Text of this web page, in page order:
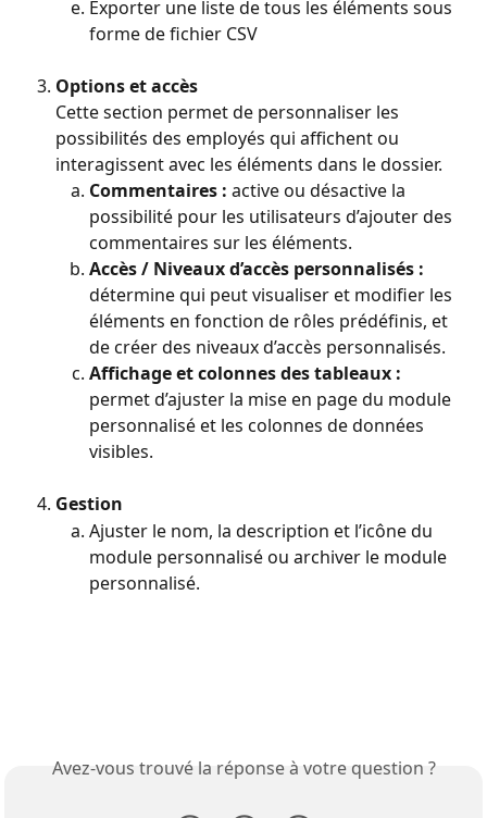
Exporter une liste de tous les éléments sous
forme de fichier CSV
Options et accès
Cette section permet de personnaliser les
possibilités des employés qui affichent ou
interagissent avec les éléments dans le dossier.
Commentaires : active ou désactive la
possibilité pour les utilisateurs d’ajouter des
commentaires sur les éléments.
Accès / Niveaux d’accès personnalisés :
détermine qui peut visualiser et modifier les
éléments en fonction de rôles prédéfinis, et
de créer des niveaux d’accès personnalisés.
Affichage et colonnes des tableaux :
permet d’ajuster la mise en page du module
personnalisé et les colonnes de données
visibles.
Gestion
Ajuster le nom, la description et l’icône du
module personnalisé ou archiver le module
personnalisé.
Avez-vous trouvé la réponse à votre question ?